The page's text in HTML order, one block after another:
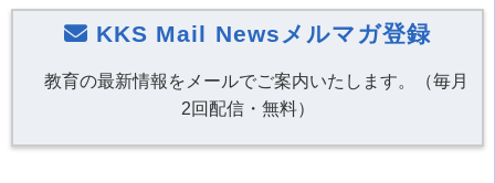
KKS Mail Newsメルマガ登録
教育の最新情報をメールでご案内いたします。（毎月
2回配信・無料）